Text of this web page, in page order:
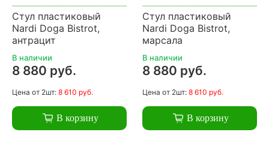
Стул пластиковый
Nardi Doga Bistrot,
антрацит
В наличии
8 880 руб.
Цена от 2шт: 8 610 руб.
В корзину
Стул пластиковый
Nardi Doga Bistrot,
марсала
В наличии
8 880 руб.
Цена от 2шт: 8 610 руб.
В корзину